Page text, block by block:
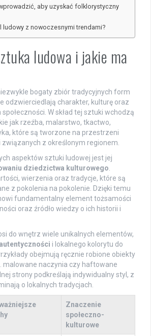
aby uzyskać folklorystyczny
ludowy z nowoczesnymi trendami?
ludowa i jakie ma
bogaty zbiór tradycyjnych form
odzwierciedlają charakter, kulturę oraz
W skład tej sztuki wchodzą
jak rzeźba, malarstwo, tkactwo,
które są tworzone na przestrzeni
z określonym regionem.
aspektów sztuki ludowej jest jej
dziedzictwa kulturowego
wierzenia oraz tradycje, które są
z pokolenia na pokolenie. Dzięki temu
fundamentalny element tożsamości
oraz źródło wiedzy o ich historii i
do wnętrz wiele unikalnych elementów,
i lokalnego kolorytu do
obejmują ręcznie robione obiekty
malowane naczynia czy haftowane
strony podkreślają indywidualny styl, z
o lokalnych tradycjach.
Znaczenie
społeczno-
kulturowe